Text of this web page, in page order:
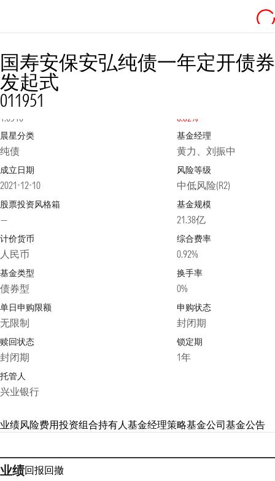
国寿安保安弘纯债一年定开债券
发起式
011951
净值 2026-08-06
1.0510 0.02%
晨星分类
纯债
基金经理
黄力、刘振中
成立日期
2021-12-10
风险等级
中低风险(R2)
股票投资风格箱
—
基金规模
21.38亿
计价货币
人民币
综合费率
0.92%
基金类型
债券型
换手率
0%
单日申购限额
无限制
申购状态
封闭期
赎回状态
封闭期
锁定期
1年
托管人
兴业银行
业绩风险费用投资组合持有人基金经理策略基金公司基金公告
业绩回报回撤